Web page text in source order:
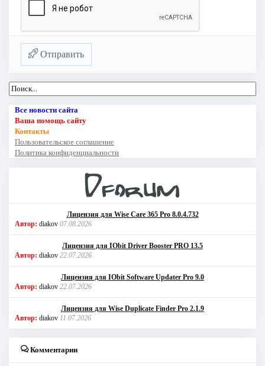
Отправить
Все новости сайта
Ваша помощь сайту
Контакты
Пользовательское соглашение
Политика конфиденциальности
Лицензия для Wise Care 365 Pro 8.0.4.732
Автор: diakov 07.08.2026
Лицензия для IObit Driver Booster PRO 13.5
Автор: diakov 22.07.2026
Лицензия для IObit Software Updater Pro 9.0
Автор: diakov 22.07.2026
Лицензия для Wise Duplicate Finder Pro 2.1.9
Автор: diakov 11.07.2026
Комментарии